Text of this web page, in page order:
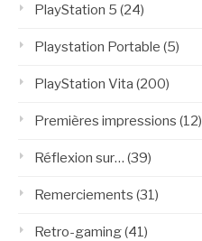
PlayStation 5 (24)
Playstation Portable (5)
PlayStation Vita (200)
Premières impressions (12)
Réflexion sur… (39)
Remerciements (31)
Retro-gaming(41)